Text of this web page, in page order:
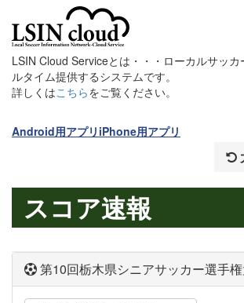
LSIN Cloud Serviceとは・・・ローカルサッ
ルタイム提供するシステムです。
詳しくはこちらをご覧ください。
Android用アプリ iPhone用アプリ
スコア速報
第10回栃木県シニアサッカー選手